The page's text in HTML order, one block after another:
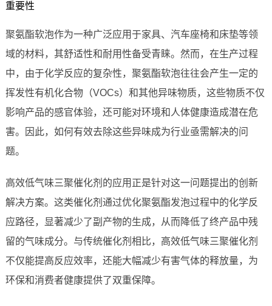
重要性
聚氨酯软泡作为一种广泛应用于家具、汽车座椅和床垫等领
域的材料，其舒适性和耐用性备受青睐。然而，在生产过程
中，由于化学反应的复杂性，聚氨酯软泡往往会产生一定的
挥发性有机化合物（VOCs）和其他异味物质，这些物质不仅
影响产品的感官体验，还可能对环境和人体健康造成潜在危
害。因此，如何有效去除这些异味成为行业亟需解决的问
题。
高效低气味三聚催化剂的应用正是针对这一问题提出的创新
解决方案。这类催化剂通过优化聚氨酯发泡过程中的化学反
应路径，显著减少了副产物的生成，从而降低了终产品中残
留的气味成分。与传统催化剂相比，高效低气味三聚催化剂
不仅能提高反应效率，还能大幅减少有害气体的释放量，为
环保和消费者健康提供了双重保障。